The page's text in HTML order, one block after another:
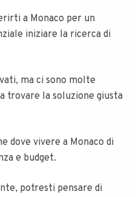
a Monaco per un
iniziare la ricerca di
ma ci sono molte
trovare la soluzione giusta
dove vivere a Monaco di
e budget.
potresti pensare di